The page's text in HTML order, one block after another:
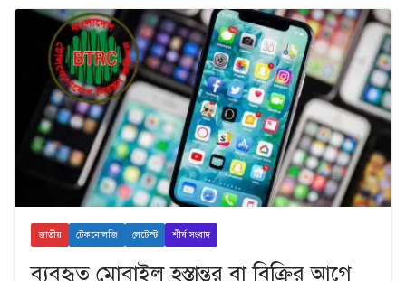
জাতীয় টেকনোলজি লেটেস্ট শীর্ষ সংবাদ
ব্যবহৃত মোবাইল হস্তান্তর বা বিক্রির আগে